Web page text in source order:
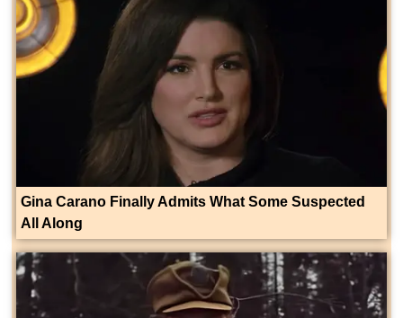
Gina Carano Finally Admits What Some Suspected
All Along